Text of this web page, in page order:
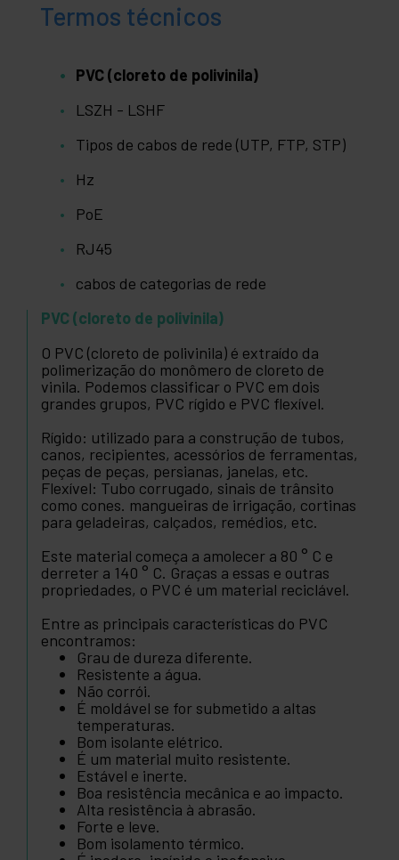
Termos técnicos
PVC (cloreto de polivinila)
LSZH - LSHF
Tipos de cabos de rede (UTP, FTP, STP)
Hz
PoE
RJ45
cabos de categorias de rede
PVC (cloreto de polivinila)
O PVC (cloreto de polivinila) é extraído da
polimerização do monômero de cloreto de
vinila. Podemos classificar o PVC em dois
grandes grupos, PVC rígido e PVC flexível.
Rígido: utilizado para a construção de tubos,
canos, recipientes, acessórios de ferramentas,
peças de peças, persianas, janelas, etc.
Flexível: Tubo corrugado, sinais de trânsito
como cones. mangueiras de irrigação, cortinas
para geladeiras, calçados, remédios, etc.
Este material começa a amolecer a 80 ° C e
derreter a 140 ° C. Graças a essas e outras
propriedades, o PVC é um material reciclável.
Entre as principais características do PVC
encontramos:
Grau de dureza diferente.
Resistente a água.
Não corrói.
É moldável se for submetido a altas
temperaturas.
Bom isolante elétrico.
É um material muito resistente.
Estável e inerte.
Boa resistência mecânica e ao impacto.
Alta resistência à abrasão.
Forte e leve.
Bom isolamento térmico.